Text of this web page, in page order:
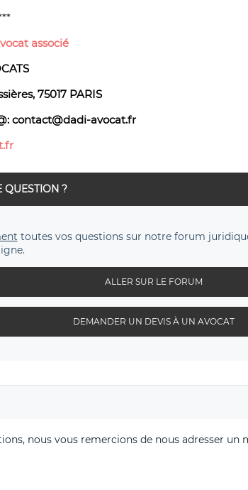
associé
75017 PARIS
contact@dadi-avocat.fr
QUESTION ?
toutes vos questions sur notre forum
ALLER SUR LE FORUM
DEMANDER UN DEVIS À UN AVOCAT
nous vous remercions de nous adresser un